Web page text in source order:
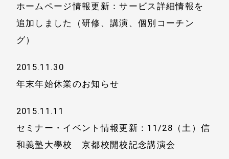
ホームページ情報更新：サービス詳細情報を
追加しました（研修、講演、個別コーチン
グ）
2015.11.30
年末年始休業のお知らせ
2015.11.11
セミナー・イベント情報更新：11/28（土）信
和義塾大學校 京都校開校記念講演会